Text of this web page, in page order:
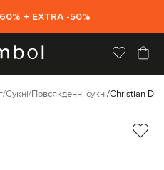
+ EXTRA -50%
Сукні Повсякденні сукні Christian